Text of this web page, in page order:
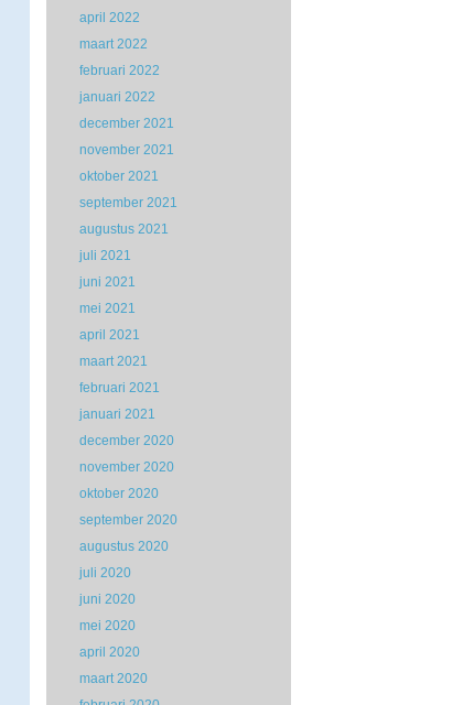
april 2022
maart 2022
februari 2022
januari 2022
december 2021
november 2021
oktober 2021
september 2021
augustus 2021
juli 2021
juni 2021
mei 2021
april 2021
maart 2021
februari 2021
januari 2021
december 2020
november 2020
oktober 2020
september 2020
augustus 2020
juli 2020
juni 2020
mei 2020
april 2020
maart 2020